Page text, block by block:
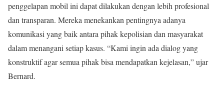
penggelapan mobil ini dapat dilakukan dengan lebih profesional
dan transparan. Mereka menekankan pentingnya adanya
komunikasi yang baik antara pihak kepolisian dan masyarakat
dalam menangani setiap kasus. “Kami ingin ada dialog yang
konstruktif agar semua pihak bisa mendapatkan kejelasan,” ujar
Bernard.